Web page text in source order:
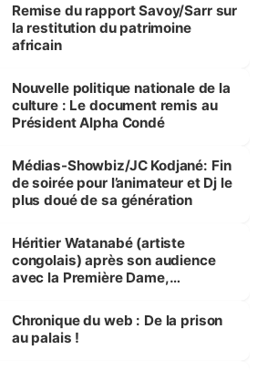
Remise du rapport Savoy/Sarr sur
la restitution du patrimoine
africain
Nouvelle politique nationale de la
culture : Le document remis au
Président Alpha Condé
Médias-Showbiz/JC Kodjané: Fin
de soirée pour l’animateur et Dj le
plus doué de sa génération
Héritier Watanabé (artiste
congolais) après son audience
avec la Première Dame,
grand jour pour moi »
Chronique du web : De la prison
au palais !